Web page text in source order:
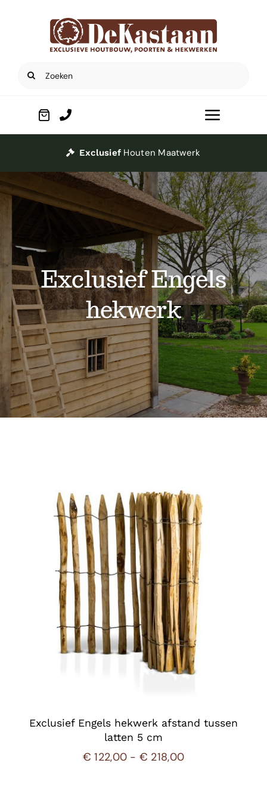
Zoeken
Toggle
Poorten
Projecten
Shop
Over ons
Contact
Exclusief Houten Maatwerk
Exclusief Engels
hekwerk
Exclusief Engels hekwerk afstand tussen
latten 5 cm
€ 122,00 - € 218,00Prijsklasse: